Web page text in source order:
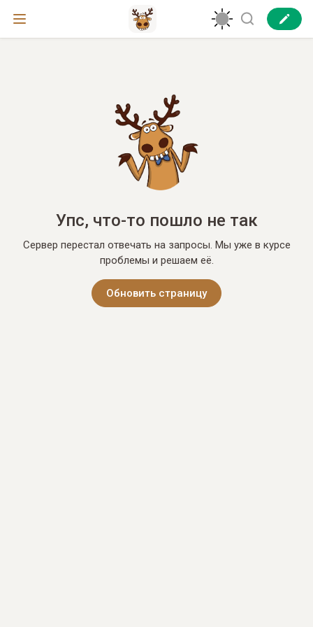
Упс, что-то пошло не так
Сервер перестал отвечать на запросы. Мы уже в курсе
проблемы и решаем её.
Обновить страницу